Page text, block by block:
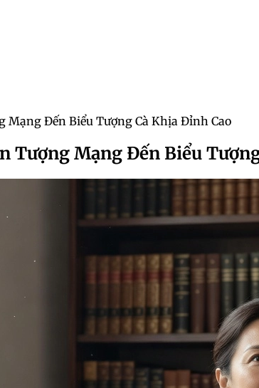
Mạng Đến Biểu Tượng Cà Khịa Đỉnh Cao
Tượng Mạng Đến Biểu